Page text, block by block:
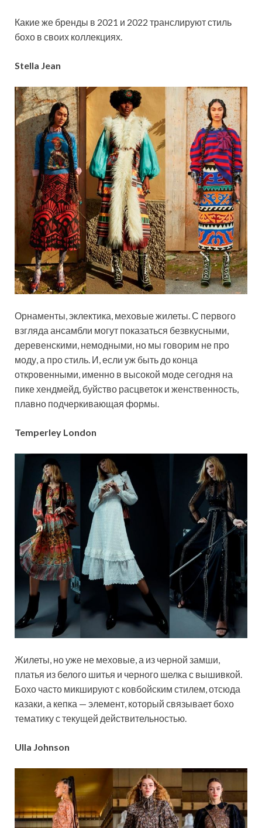
Какие же бренды в 2021 и 2022 транслируют стиль
бохо в своих коллекциях.
Stella Jean
Орнаменты, эклектика, меховые жилеты. С первого
взгляда ансамбли могут показаться безвкусными,
деревенскими, немодными, но мы говорим не про
моду, а про стиль. И, если уж быть до конца
откровенными, именно в высокой моде сегодня на
пике хендмейд, буйство расцветок и женственность,
плавно подчеркивающая формы.
Temperley London
Жилеты, но уже не меховые, а из черной замши,
платья из белого шитья и черного шелка с вышивкой.
Бохо часто микшируют с ковбойским стилем, отсюда
казаки, а кепка — элемент, который связывает бохо
тематику с текущей действительностью.
Ulla Johnson